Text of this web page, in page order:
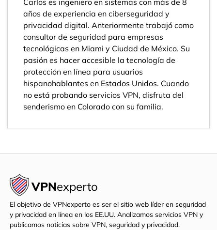
Carlos es ingeniero en sistemas con más de 8
años de experiencia en ciberseguridad y
privacidad digital. Anteriormente trabajó como
consultor de seguridad para empresas
tecnológicas en Miami y Ciudad de México. Su
pasión es hacer accesible la tecnología de
protección en línea para usuarios
hispanohablantes en Estados Unidos. Cuando
no está probando servicios VPN, disfruta del
senderismo en Colorado con su familia.
VPNexperto
El objetivo de VPNexperto es ser el sitio web líder en seguridad
y privacidad en línea en los EE.UU. Analizamos servicios VPN y
publicamos noticias sobre VPN, seguridad y privacidad.